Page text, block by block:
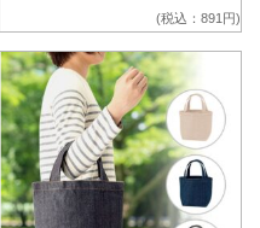
(税込：891円)